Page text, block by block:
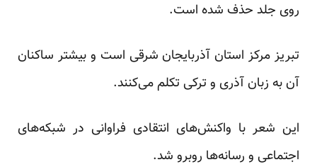
روی جلد حذف شده است.
تبریز مرکز استان آذربایجان شرقی است و بیشتر ساکنان
آن به زبان آذری و ترکی تکلم می‌کنند.
این شعر با واکنش‌های انتقادی فراوانی در شبکه‌های
اجتماعی و رسانه‌ها روبرو شد.